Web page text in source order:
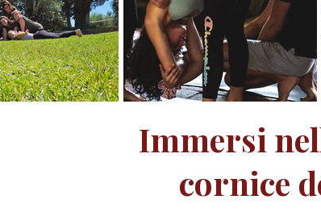
Immersi
cornice